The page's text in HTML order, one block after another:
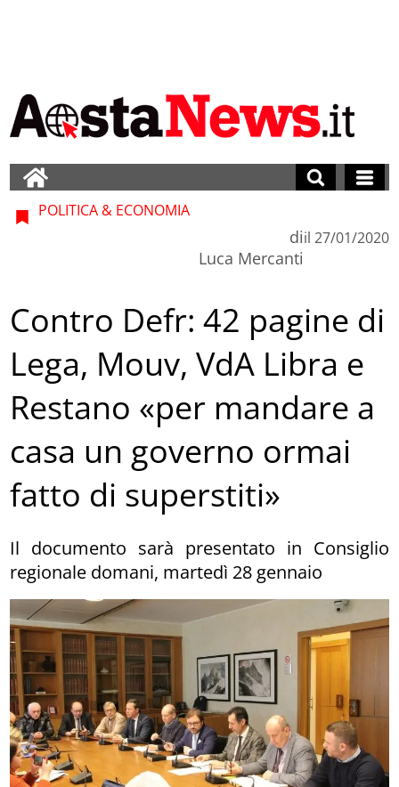
POLITICA & ECONOMIA
di
Luca Mercanti
il 27/01/2020
Contro Defr: 42 pagine di
Lega, Mouv, VdA Libra e
Restano «per mandare a
casa un governo ormai
fatto di superstiti»
Il documento sarà presentato in Consiglio
regionale domani, martedì 28 gennaio